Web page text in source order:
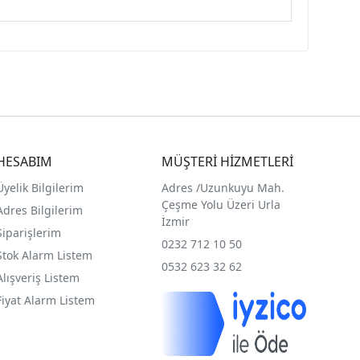
Bilgilerim
Bilgilerim
Alarm Listem
Listem
Alarm Listem
MÜŞTERİ HİZMETLERİ
Adres /Uzunkuyu Mah.
Çeşme Yolu Üzeri Urla
İzmir
0232 712 10 50
0532 623 32 62